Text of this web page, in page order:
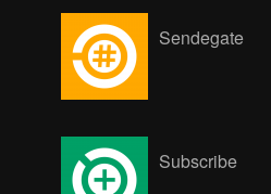
Sendegate
Subscribe